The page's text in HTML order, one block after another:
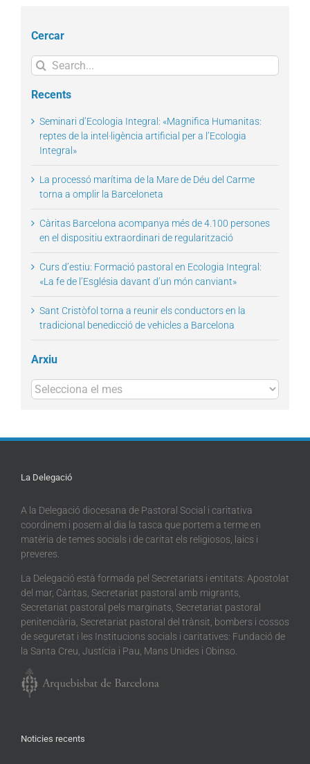
Cercar
Search
for:
Recents
Seminari d’Ecologia Integral: «Magnifica Humanitas:
reptes de la intel·ligència artificial per a l’Ecologia
Integral»
La processó marítima de la Mare de Déu del Carme
torna a omplir la Barceloneta
Càritas Barcelona acompanya més de 4.100 persones
en el dispositiu extraordinari de regularització
Curs d’estiu: Formació pastoral en Ecologia Integral:
«La fe de l’Església davant d’un món canviant»
Sant Cristòfol torna a reunir els conductors en la
tradicional benedicció de vehicles a Barcelona
Arxiu
Arxius
La Delegació
A la Delegació diocesana de Pastoral Social i caritativa
coordinem i posem al dia la tasca que portem a terme en
matèria de temes socials i de caritat els religiosos, laics i
preveres.
La Delegació està formada pel Secretariats i entitats: Apostolat
del mar, Càritas, Secretariat pastoral amb migrants,
Secretariat pastoral pels marginats, Secretariat pastoral
penitenciària, Secretariat pastoral del trànsit, bombers i cossos
de seguretat i les Institucions socials i caritatives: Fundació de
la Santa Creu, Justícia i Pau, Mans Unides i Obinso.
Noticies recents